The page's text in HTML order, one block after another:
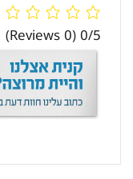
0/5
(0 Reviews)